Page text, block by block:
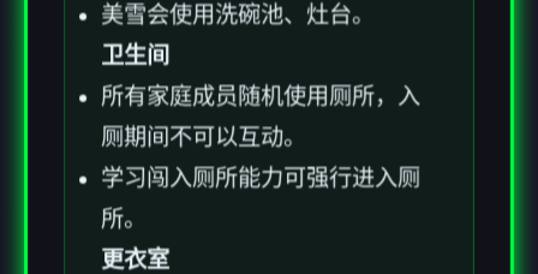
美雪会使用洗碗池、灶台。
卫生间
所有家庭成员随机使用厕所，入
厕期间不可以互动。
学习闯入厕所能力可强行进入厕
所。
更衣室